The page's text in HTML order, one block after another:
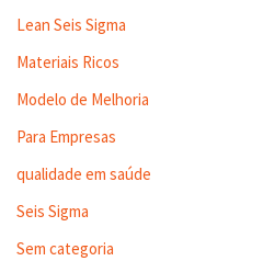
Lean Seis Sigma
Materiais Ricos
Modelo de Melhoria
Para Empresas
qualidade em saúde
Seis Sigma
Sem categoria